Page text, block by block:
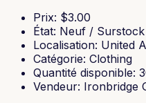
Prix: $3.00
État: Neuf / Surstock
Localisation: United
Catégorie: Clothing
Quantité disponible:
Vendeur: Ironbridge